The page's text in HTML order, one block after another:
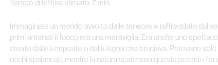
Tempo di lettura stimato: 7 min.
Immaginate un mondo avvolto dalle tenebre e raffreddato dal
primi antenati il fuoco era una meraviglia. Era anche uno
creato dalle tempeste o dalla legna che bruciava. Potevano
occhi spalancati, mentre la natura scatenava questa potente